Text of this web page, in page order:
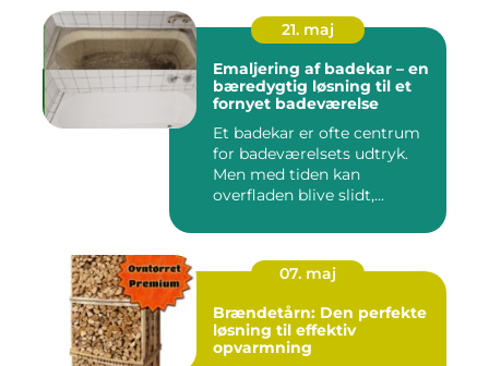
21. maj
Emaljering af badekar – en
bæredygtig løsning til et
fornyet badeværelse
Et badekar er ofte centrum
for badeværelsets udtryk.
Men med tiden kan
overfladen blive slidt,...
07. maj
Brændetårn: Den perfekte
løsning til effektiv
opvarmning